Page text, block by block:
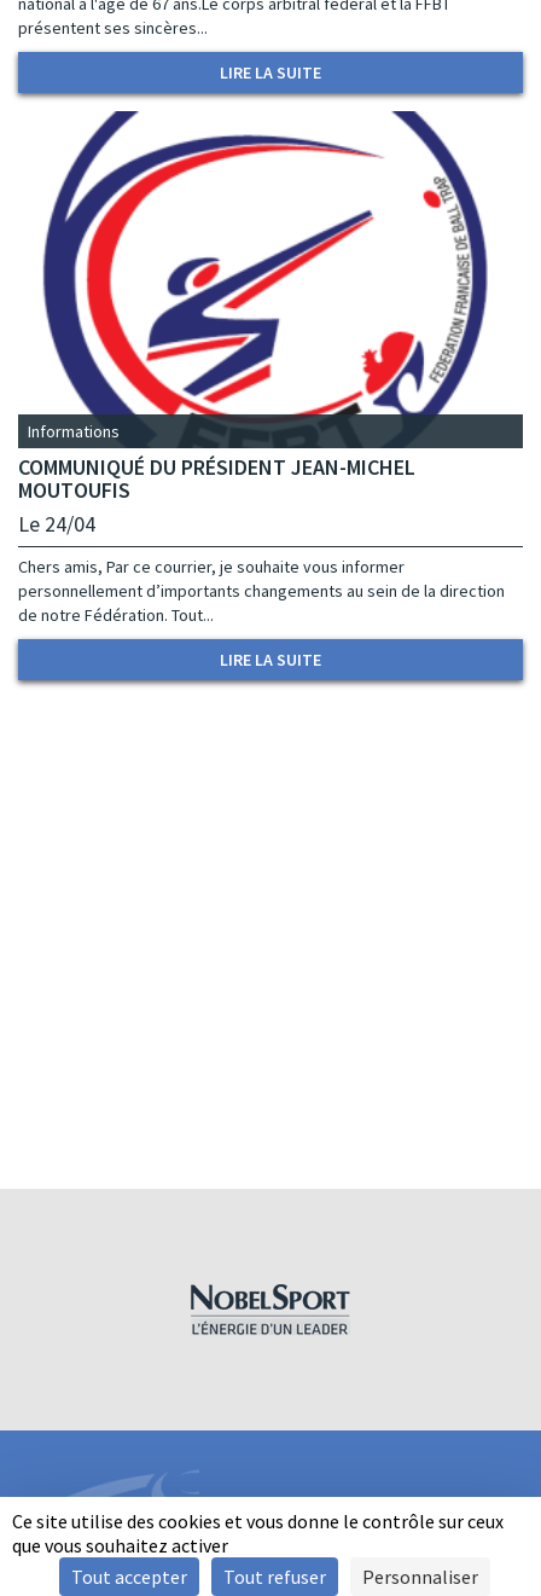
Ce site utilise des cookies et vous donne le contrôle sur ceux
que vous souhaitez activer
Tout accepter
Tout refuser Personnaliser
présentent ses sincères...
LIRE LA SUITE
Informations
COMMUNIQUÉ DU PRÉSIDENT JEAN-MICHEL
MOUTOUFIS
Le 24/04
Chers amis, Par ce courrier, je souhaite vous informer
personnellement d’importants changements au sein de la direction
de notre Fédération. Tout...
LIRE LA SUITE